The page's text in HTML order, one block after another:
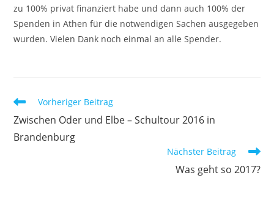
zu 100% privat finanziert habe und dann auch 100% der
Spenden in Athen für die notwendigen Sachen ausgegeben
wurden. Vielen Dank noch einmal an alle Spender.
Weitere
Artikel
ansehen
Vorheriger Beitrag
Zwischen Oder und Elbe – Schultour 2016 in
Brandenburg
Nächster Beitrag
Was geht so 2017?